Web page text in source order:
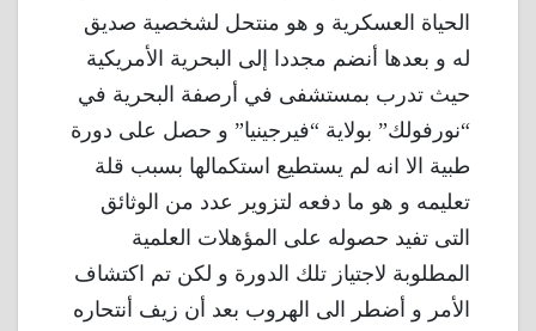
الحياة العسكرية و هو منتحل لشخصية صديق
له و بعدها أنضم مجددا إلى البحرية الأمريكية
حيث تدرب بمستشفى في أرصفة البحرية في
“نورفولك” بولاية “فيرجينيا” و حصل على دورة
طبية الا انه لم يستطيع استكمالها بسبب قلة
تعليمه و هو ما دفعه لتزوير عدد من الوثائق
التى تفيد حصوله على المؤهلات العلمية
المطلوبة لاجتياز تلك الدورة و لكن تم اكتشاف
الأمر و أضطر الى الهروب بعد أن زيف أنتحاره